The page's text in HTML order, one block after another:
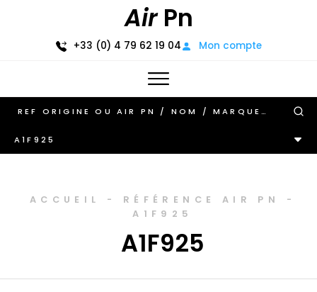
AirPn
+33 (0) 4 79 62 19 04 Mon compte
A1F925
ACCUEIL - RÉFÉRENCE AIR PN
-
A1F925
A1F925